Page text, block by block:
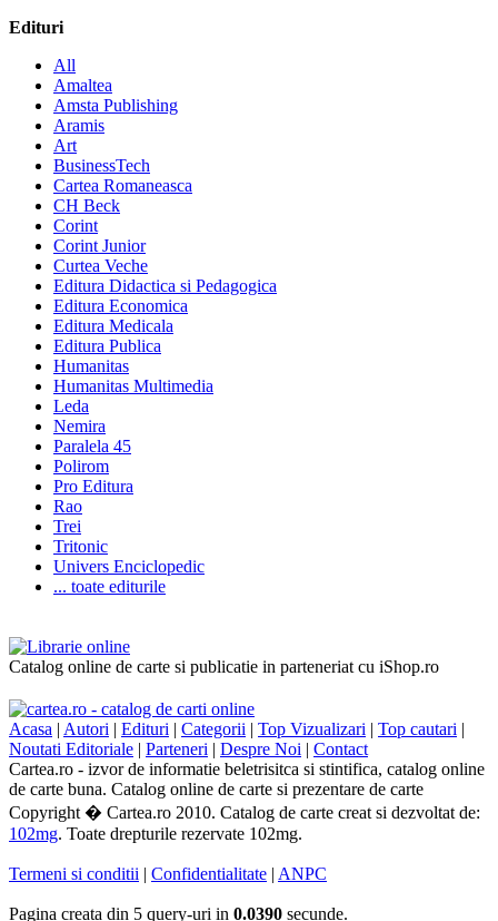
Edituri
All
Amaltea
Amsta Publishing
Aramis
Art
BusinessTech
Cartea Romaneasca
CH Beck
Corint
Corint Junior
Curtea Veche
Editura Didactica si Pedagogica
Editura Economica
Editura Medicala
Editura Publica
Humanitas
Humanitas Multimedia
Leda
Nemira
Paralela 45
Polirom
Pro Editura
Rao
Trei
Tritonic
Univers Enciclopedic
... toate editurile
Catalog online de carte si publicatie in parteneriat cu iShop.ro
Acasa | Autori | Edituri | Categorii | Top Vizualizari | Top cautari |
Noutati Editoriale | Parteneri | Despre Noi | Contact
Cartea.ro - izvor de informatie beletrisitca si stintifica, catalog online
de carte buna. Catalog online de carte si prezentare de carte
Copyright � Cartea.ro 2010. Catalog de carte creat si dezvoltat de:
102mg. Toate drepturile rezervate 102mg.
Termeni si conditii | Confidentialitate | ANPC
Pagina creata din 5 query-uri in 0.0390 secunde.